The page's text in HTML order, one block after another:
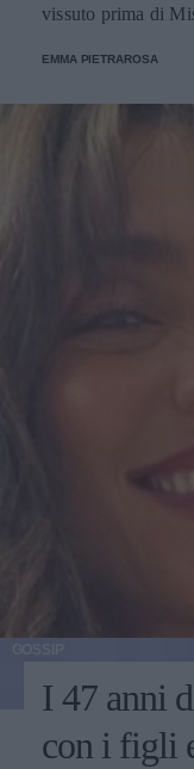
vissuto prima di
EMMA PIETRAROSA
I 47 anni
con i figli